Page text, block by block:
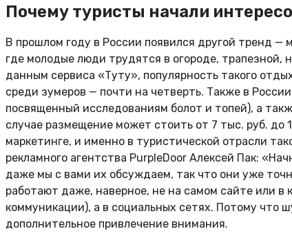
Почему туристы начали
В прошлом году в России появился другой тренд —
где молодые люди трудятся в огороде, трапезной,
данным сервиса «Туту», популярность такого
среди зумеров — почти на четверть. Также в
посвященный исследованиям болот и топей), а
случае размещение может стоить от 7 тыс. руб. до
маркетинге, и именно в туристической отрасли
рекламного агентства PurpleDoor Алексей Пак:
даже мы с вами их обсуждаем, так что они уже
работают даже, наверное, не на самом сайте или
коммуникации), а в социальных сетях. Потому что
дополнительное привлечение внимания.